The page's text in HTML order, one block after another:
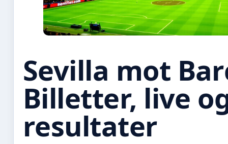
Sevilla mot
Billetter, live
resultater